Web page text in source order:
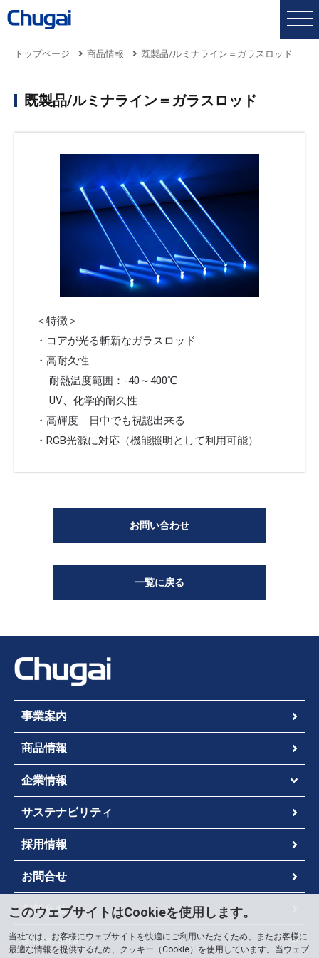
トップページ 商品情報 既製品/ルミナライン＝ガラスロッド
既製品/ルミナライン＝ガラスロッド
＜特徴＞
・コアが光る斬新なガラスロッド
・高耐久性
― 耐熱温度範囲：-40～400℃
― UV、化学的耐久性
・高輝度 日中でも視認出来る
・RGB光源に対応（機能照明として利用可能）
お問い合わせ
一覧に戻る
事業案内
商品情報
企業情報
サステナビリティ
採用情報
お問合せ
お知らせ
Global Site
このウェブサイトはCookieを使用します。
当社では、お客様にウェブサイトを快適にご利用いただくため、またお客様に
最適な情報を提供するため、クッキー（Cookie）を使用しています。当ウェブ